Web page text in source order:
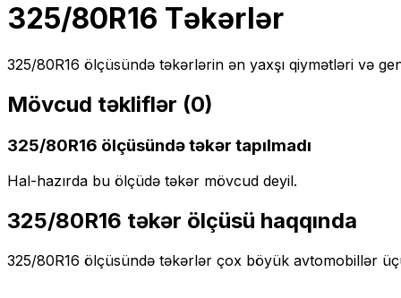
325/80R16 Təkərlər
325/80R16 ölçüsündə təkərlərin ən yaxşı qiymətləri və
Mövcud təkliflər (0)
325/80R16 ölçüsündə təkər tapılmadı
Hal-hazırda bu ölçüdə təkər mövcud deyil.
325/80R16 təkər ölçüsü haqqında
325/80R16 ölçüsündə təkərlər çox böyük avtomobillər